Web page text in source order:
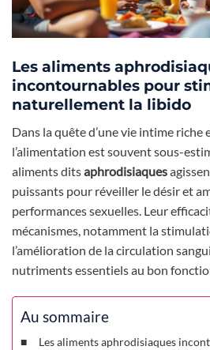
Les aliments
incontournables pour
naturellement la libido
Dans la quête d’une vie intime riche
l’alimentation est souvent sous-
aliments ditsaphrodisiaques
puissants pour réveiller le désir et
performances sexuelles. Leur
mécanismes, notamment la
l’amélioration de la circulation
nutriments essentiels au bon
Au sommaire
Les aliments aphrodisiaques